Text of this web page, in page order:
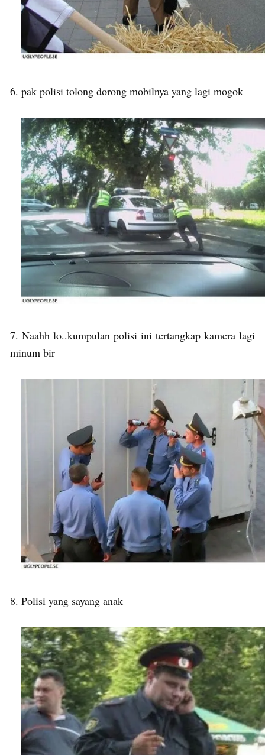
6. pak polisi tolong dorong mobilnya yang lagi mogok
7. Naahh lo..kumpulan polisi ini tertangkap kamera lagi
minum bir
8. Polisi yang sayang anak